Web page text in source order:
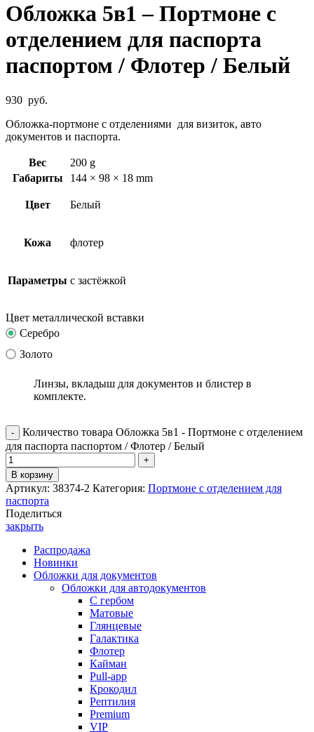
Обложка 5в1 – Портмоне с
отделением для паспорта
паспортом / Флотер / Белый
930 руб.
Обложка-портмоне с отделениями для визиток, авто
документов и паспорта.
Вес
200 g
Габариты
144 × 98 × 18 mm
Цвет Белый
Кожа флотер
Параметры с застёжкой
Цвет металлической вставки
Серебро
Золото
Линзы, вкладыш для документов и блистер в
комплекте.
Количество товара Обложка 5в1 - Портмоне с отделением
для паспорта паспортом / Флотер / Белый
В корзину
Артикул: 38374-2 Категория: Портмоне с отделением для
паспорта
Поделиться
закрыть
Распродажа
Новинки
Обложки для документов
Обложки для автодокументов
С гербом
Матовые
Глянцевые
Галактика
Флотер
Кайман
Pull-app
Крокодил
Рептилия
Premium
VIP